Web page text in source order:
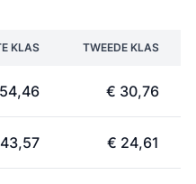
KLAS TWEEDE KLAS
€ 30,76
€ 24,61